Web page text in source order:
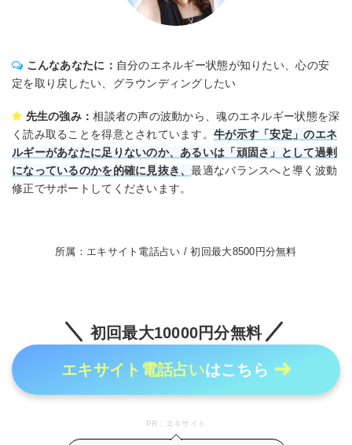
こんなあなたに： 自分のエネルギー状態が知りたい、心の安
定を取り戻したい、グラウンディングしたい
先生の強み：相談者の声の波動から、魂のエネルギー状態を深
く読み取ることを得意とされています。牛が示す「安定」のエネ
ルギーがあなたに足りないのか、あるいは「頑固さ」として過剰
になっているのかを的確に見抜き、最適なバランスへと導く波動
修正でサポートしてくださいます。
所属：エキサイト電話占い / 初回最大8500円分無料
初回最大10000円分無料
エキサイト電話占いはこちら
PR：エキサイト